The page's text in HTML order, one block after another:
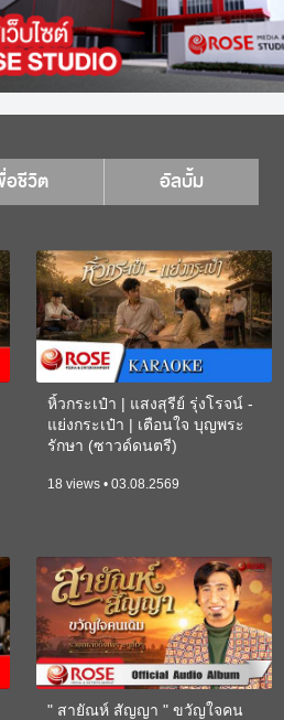
อชีวิต อัลบั้ม
หิ้วกระเป๋า | แสงสุรีย์ รุ่งโรจน์ -
แย่งกระเป๋า | เตือนใจ บุญพระ
รักษา (ซาวด์ดนตรี)
18 views • 03.08.2569
" สายัณห์ สัญญา " ขวัญใจคน